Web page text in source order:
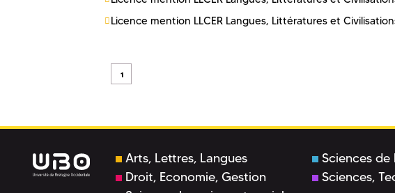
Licence mention LLCER Langues, Littératures et
1
Arts, Lettres, Langues
Droit, Economie, Gestion
Sciences
Sciences,